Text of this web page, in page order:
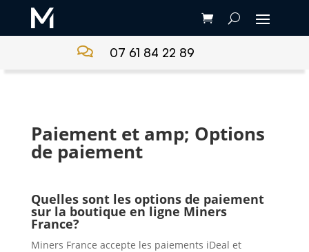
 07 61 84 22 89
Paiement et amp; Options
de paiement
Quelles sont les options de paiement
sur la boutique en ligne Miners
France?
Miners France accepte les paiements iDeal et